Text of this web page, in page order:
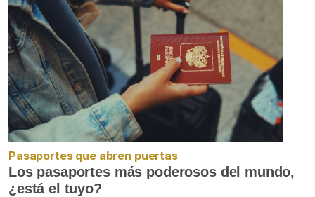
Pasaportes que abren puertas
Los pasaportes más poderosos del mundo,
¿está el tuyo?